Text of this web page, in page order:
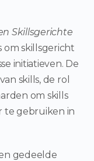
Skillsgerichte
om skillsgericht
initiatieven. De
skills, de rol
om skills
te gebruiken in
gedeelde